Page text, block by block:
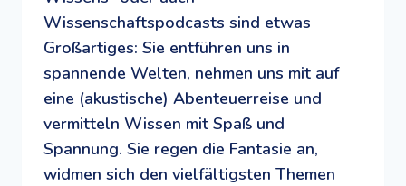
Wissenschaftspodcasts sind etwas
Großartiges: Sie entführen uns in
spannende Welten, nehmen uns mit auf
eine (akustische) Abenteuerreise und
vermitteln Wissen mit Spaß und
Spannung. Sie regen die Fantasie an,
widmen sich den vielfältigsten Themen